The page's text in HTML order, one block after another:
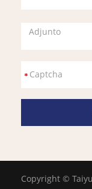
Adjunto
Copyright ©